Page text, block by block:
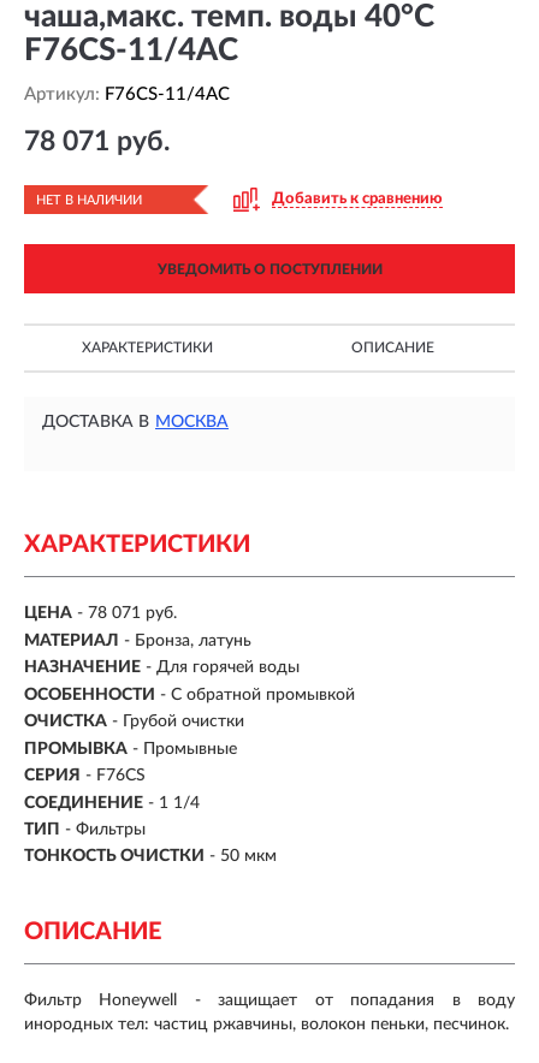
чаша,макс. темп. воды 40°С
F76CS-11/4AC
Артикул: F76CS-11/4AC
78 071 руб.
НЕТ В НАЛИЧИИ Добавить к сравнению
УВЕДОМИТЬ О ПОСТУПЛЕНИИ
ХАРАКТЕРИСТИКИ ОПИСАНИЕ
ДОСТАВКА В МОСКВА
ХАРАКТЕРИСТИКИ
ЦЕНА - 78 071 руб.
МАТЕРИАЛ - Бронза, латунь
НАЗНАЧЕНИЕ - Для горячей воды
ОСОБЕННОСТИ - С обратной промывкой
ОЧИСТКА - Грубой очистки
ПРОМЫВКА - Промывные
СЕРИЯ - F76CS
СОЕДИНЕНИЕ - 1 1/4
ТИП - Фильтры
ТОНКОСТЬ ОЧИСТКИ - 50 мкм
ОПИСАНИЕ
Фильтр Honeywell - защищает от попадания в воду
инородных тел: частиц ржавчины, волокон пеньки, песчинок.